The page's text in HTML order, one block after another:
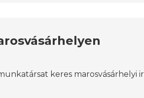
keres marosvásárhelyi